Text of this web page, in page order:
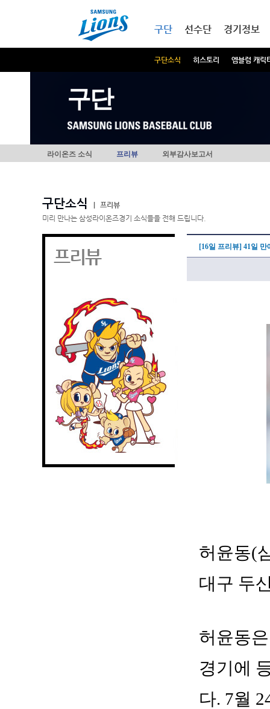
구단
구단소식 히스토리 엠블럼 캐릭
선수단 경기정보
구단
라이온즈 소식 프리뷰 외부감사보고서
구단소식
프리뷰
미리 만나는 삼성라이온즈경기 소식들을 전해 드립니다.
프리뷰 [16일 프리뷰] 41일
허윤동(
대구 두
허윤동
경기에
다. 7월